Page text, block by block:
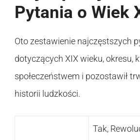
Pytania o Wiek
Oto zestawienie najczęstszych
dotyczących XIX wieku, okresu,
społeczeństwem i pozostawił
historii ludzkości.
Tak,